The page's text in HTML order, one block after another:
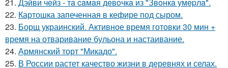
22. Картошка запеченная в кефире под сыром.
23. Борщ украинский. Активное время готовки 30 мин +
время на отваривание бульона и настаивание.
24. Армянский торт "Микадо".
25. В России растет качество жизни в деревнях и селах.